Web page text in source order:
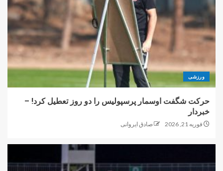
ورزشی
حرکت شگفت اوسمار پرسپولیس را دو روز تعطیل کرد! –
خبردار
فوریه 21, 2026 صادق ایروانی